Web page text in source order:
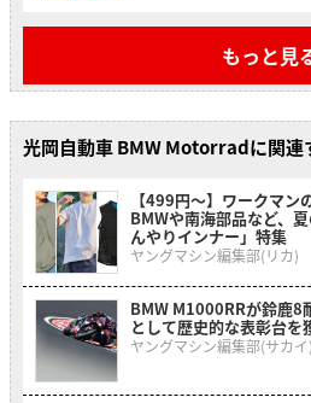
もっと見
光岡自動車 BMW Motorradに関連
【499円〜】ワークマン
BMWや南海部品など、
んやりインナー」特集
ヤングマシン編集部(リカ)
BMW M1000RRが鈴鹿8
として歴史的な表彰台を
ヤングマシン編集部(サカイ)